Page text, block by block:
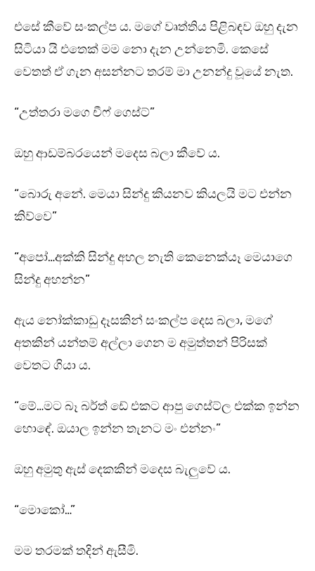
එසේ කීවේ සංකල්ප ය. මගේ වෘත්තිය පිළිබඳව ඔහු දැන
සිටියා යි එතෙක් මම නො දැන උන්නෙමි. කෙසේ
වෙතත් ඒ ගැන අසන්නට තරම් මා උනන්දු වූයේ නැත.
“උත්තරා මගෙ චීෆ් ගෙස්ට්”
ඔහු ආඩම්බරයෙන් මදෙස බලා කීවේ ය.
“බොරු අනේ. මෙයා සින්දු කියනව කියලයි මට එන්න
කිව්වෙ”
“අපෝ…අක්කි සින්දු අහල නැති කෙනෙක්යෑ මෙයාගෙ
සින්දු අහන්න”
ඇය නෝක්කාඩු දෑසකින් සංකල්ප දෙස බලා, මගේ
අතකින් යන්තම් අල්ලා ගෙන ම අමුත්තන් පිරිසක්
වෙතට ගියා ය.
“මේ…මට බෑ බර්ත් ඩේ එකට ආපු ගෙස්ට්ල එක්ක ඉන්න
හොඳේ. ඔයාල ඉන්න තැනට මං එන්නං”
ඔහු අමුතු ඇස් දෙකකින් මදෙස බැලුවේ ය.
“මොකෝ…”
මම තරමක් තදින් ඇසීමි.